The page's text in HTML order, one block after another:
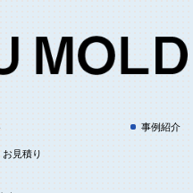
事例紹介
見積り